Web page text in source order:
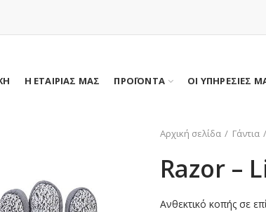
Η ΕΤΑΙΡΙΑΣ ΜΑΣ ΠΡΟΪΟΝΤΑ ΟΙ ΥΠΗΡΕΣΙΕΣ
Αρχική σελίδα Γάντια
Razor –
Ανθεκτικό κοπής σε